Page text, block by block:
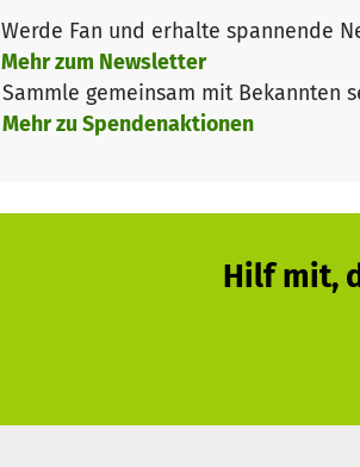
Werde Fan und erhalte spannende
Mehr zum Newsletter
Sammle gemeinsam mit Bekannten
Mehr zu Spendenaktionen
Hilf mit,